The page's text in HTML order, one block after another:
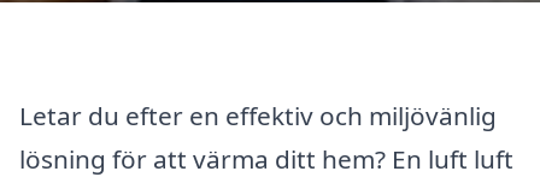
Letar du efter en effektiv och miljövänlig
lösning för att värma ditt hem? En luft luft